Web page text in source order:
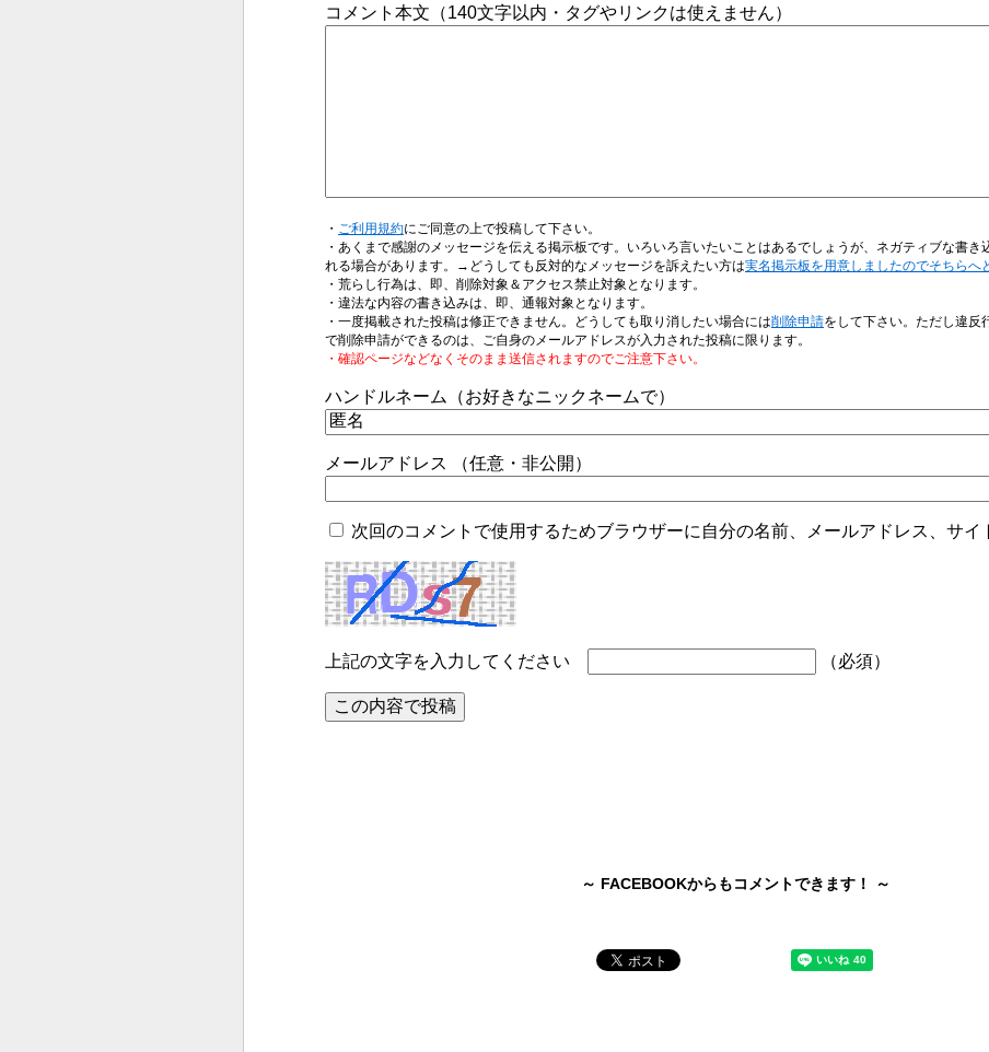
コメント本文（140文字以内・タグやリンクは使えません）
・ ご利用規約にご同意の上で投稿して下さい。
・あくまで感謝のメッセージを伝える掲示板です。いろいろ言いたいことはあるでしょうが、ネガティブな書き
れる場合があります。→どうしても反対的なメッセージを訴えたい方は実名掲示板を用意しましたのでそちらへ
・荒らし行為は、即、削除対象＆アクセス禁止対象となります。
・違法な内容の書き込みは、即、通報対象となります。
・一度掲載された投稿は修正できません。どうしても取り消したい場合には削除申請をして下さい。ただし違反
で削除申請ができるのは、ご自身のメールアドレスが入力された投稿に限ります。
・確認ページなどなくそのまま送信されますのでご注意下さい。
ハンドルネーム（お好きなニックネームで）
メールアドレス （任意・非公開）
次回のコメントで使用するためブラウザーに自分の名前、メールアドレス、サイ
上記の文字を入力してください （必須）
～ FACEBOOKからもコメントできます！ ～